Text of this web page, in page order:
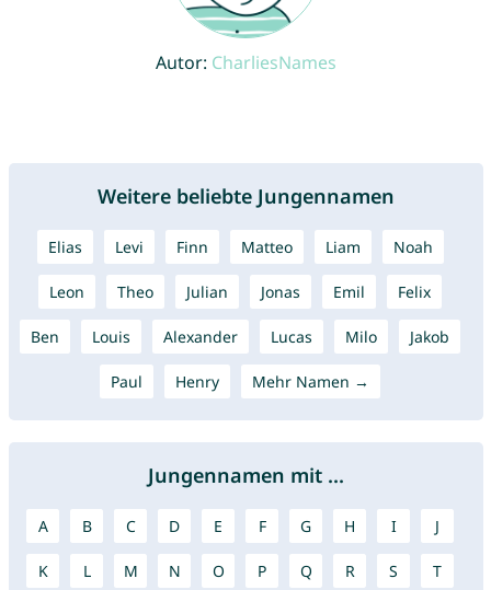
Autor: CharliesNames
Weitere beliebte Jungennamen
Elias Levi Finn Matteo Liam Noah
Leon Theo Julian Jonas Emil Felix
Ben Louis Alexander Lucas Milo Jakob
Paul Henry Mehr Namen →
Jungennamen mit ...
A B C D E F G H I J
K L M N O P Q R S T